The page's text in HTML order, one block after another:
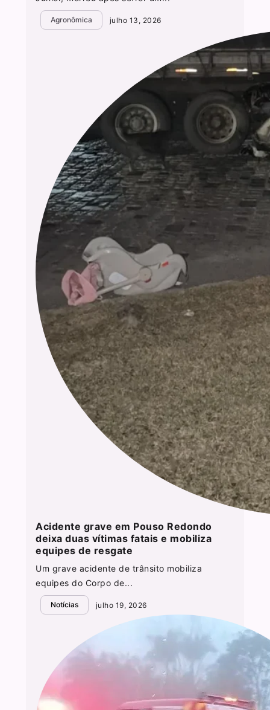
Agronômica julho 13, 2026
Acidente grave em Pouso Redondo
deixa duas vítimas fatais e mobiliza
equipes de resgate
Um grave acidente de trânsito mobiliza
equipes do Corpo de...
Notícias julho 19, 2026